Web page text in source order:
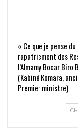
« Ce que je pense du
rapatriement des
l’Almamy Bocar Biro
(Kabiné Komara,
Premier ministre)